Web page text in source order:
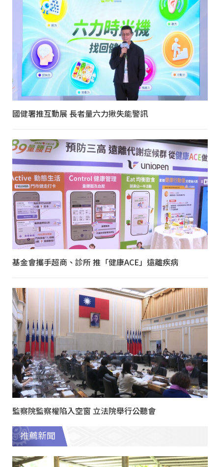
國健署推互動展 長者量六力揪失能警訊
基金會攜手超商、診所 推「健康ACE」遠離疾病
監察院監察權陷入空窗 立法院舉行公聽會
推薦新聞